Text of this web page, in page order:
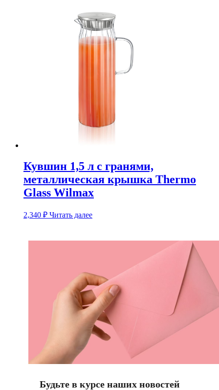
Кувшин 1,5 л с гранями,
металлическая крышка Thermo
Glass Wilmax
2,340 ₽ Читать далее
Будьте в курсе наших новостей